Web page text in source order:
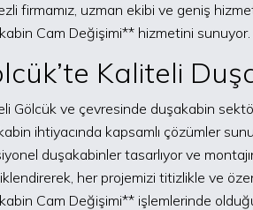
firmamız, uzman ekibi ve geniş
Cam Değişimi** hizmetini sunuyor.
Kaliteli
Gölcük ve çevresinde duşakabin
ihtiyacında kapsamlı çözümler
duşakabinler tasarlıyor ve
her projemizi titizlikle ve
Cam Değişimi** işlemlerinde